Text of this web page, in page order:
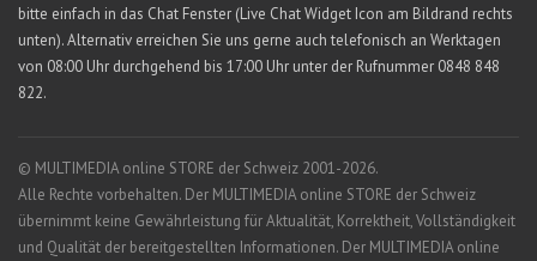
bitte einfach in das Chat Fenster (Live Chat Widget Icon am Bildrand rechts
unten). Alternativ erreichen Sie uns gerne auch telefonisch an Werktagen
von 08:00 Uhr durchgehend bis 17:00 Uhr unter der Rufnummer 0848 848
822.
© MULTIMEDIA online STORE der Schweiz 2001-2026.
Alle Rechte vorbehalten. Der MULTIMEDIA online STORE der Schweiz
übernimmt keine Gewährleistung für Aktualität, Korrektheit, Vollständigkeit
und Qualität der bereitgestellten Informationen. Der MULTIMEDIA online